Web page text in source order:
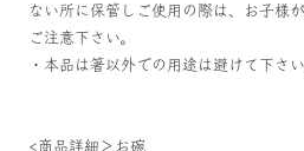
ない所に保管しご使用の際は、お子様
ご注意下さい。
・本品は箸以外での用途は避けて下さい
<商品詳細＞お碗